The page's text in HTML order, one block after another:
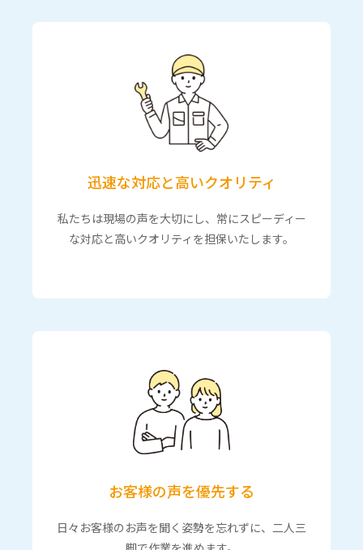
迅速な対応と高いクオリティ
私たちは現場の声を大切にし、常にスピーディー
な対応と高いクオリティを担保いたします。
お客様の声を優先する
日々お客様のお声を聞く姿勢を忘れずに、二人三